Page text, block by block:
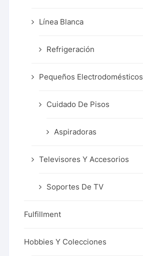
Línea Blanca
Refrigeración
Pequeños Electrodomésticos
Cuidado De Pisos
Aspiradoras
Televisores Y Accesorios
Soportes De TV
Fulfillment
Hobbies Y Colecciones